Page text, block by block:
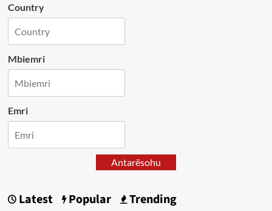
Country
Mbiemri
Emri
Antarësohu
Latest Popular Trending